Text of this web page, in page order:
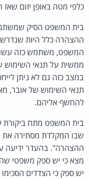
כלפי מטה באופן יזום
בית המשפט הסיק
ההצהרה כלל היות שנדרש
המשפט, משתמש כזה
ממשית על תנאי השימוש
במצב כזה גם לא ניתן
תנאי השימוש של אובר,
להחשף אליהם.
בית המשפט מתח ביקורת
שבו המקלדת מסתירה את
ההצהרה". בהעדר ידיעה
מצא כי יש ספק משפטי
יש ספק כי הצדדים